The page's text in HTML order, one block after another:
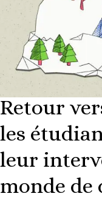
Retour
les
leur
monde de